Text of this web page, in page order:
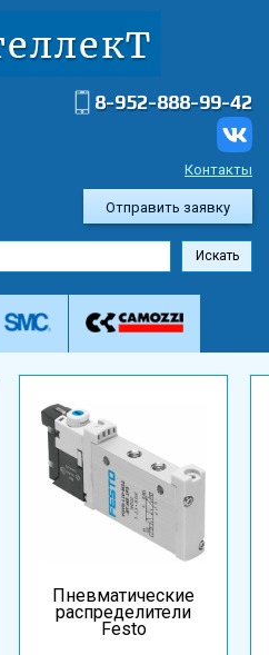
Искать
8-952-888-99-42
Контакты
Отправить заявку
Пневматические
распределители
Festo